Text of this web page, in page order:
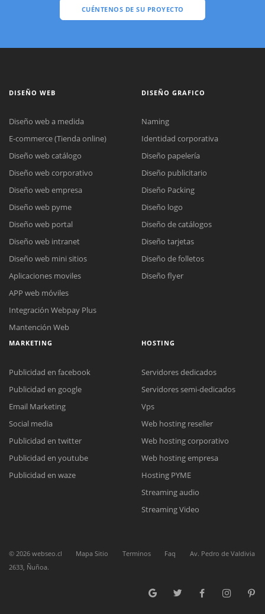
CUÉNTENOS DE SU PROYECTO
Reunión online
Nuestros ejecutivos le enviarán un correo electrónico con el enlace a
Cotización
Complete el formulario y nos contactaremos a la brevedad.
Chat Online
Todos nuestros ejecutivos están fuera de línea. Complete el formulario
para enviarnos un correo electrónico con sus datos personales.
DISEÑO WEB
Diseño web a medida
E-commerce (Tienda online)
Diseño web catálogo
Diseño web corporativo
Diseño web empresa
Diseño web pyme
Diseño web portal
Diseño web intranet
Diseño web mini sitios
Aplicaciones moviles
APP web móviles
Integración Webpay Plus
Mantención Web
DISEÑO GRAFICO
Naming
Identidad corporativa
Diseño papelería
Diseño publicitario
Diseño Packing
Diseño logo
Diseño de catálogos
Diseño tarjetas
Diseño de folletos
Diseño flyer
MARKETING
Publicidad en facebook
Publicidad en google
Email Marketing
Social media
Publicidad en twitter
Publicidad en youtube
Publicidad en waze
HOSTING
Servidores dedicados
Servidores semi-dedicados
Vps
Web hosting reseller
Web hosting corporativo
Web hosting empresa
Hosting PYME
Streaming audio
Streaming Video
© 2026 webseo.cl Mapa Sitio Terminos Faq
Av. Pedro de Valdivia
2633, Ñuñoa.